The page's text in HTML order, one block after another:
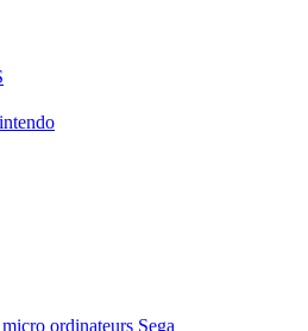
ordinateurs Sega